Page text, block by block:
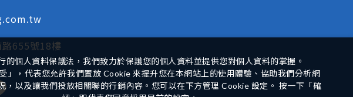
655號18樓
的個人資料保護法，我們致力於保護您的個人資料並提供您對個人資料的掌握。
」，代表您允許我們置放 Cookie 來提升您在本網站上的使用體驗、協助我們分析網
，以及讓我們投放相關聯的行銷內容。您可以在下方管理 Cookie 設定。 按一下「確